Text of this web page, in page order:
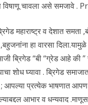
विषाणू चावला असे
महाराष्ट्र व देशात समता
हा वारसा
ब्रिगेड “बी “ग्रेड आहे की ”
शोध घ्यावा . ब्रिगेड
; आपल्या प्रत्येक भाषणात
आभार व धन्यवाद